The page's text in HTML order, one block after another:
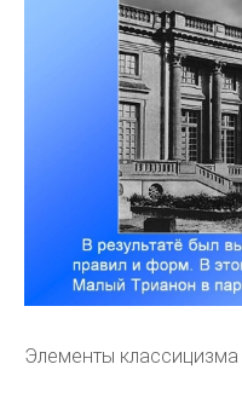
Элементы классицизма